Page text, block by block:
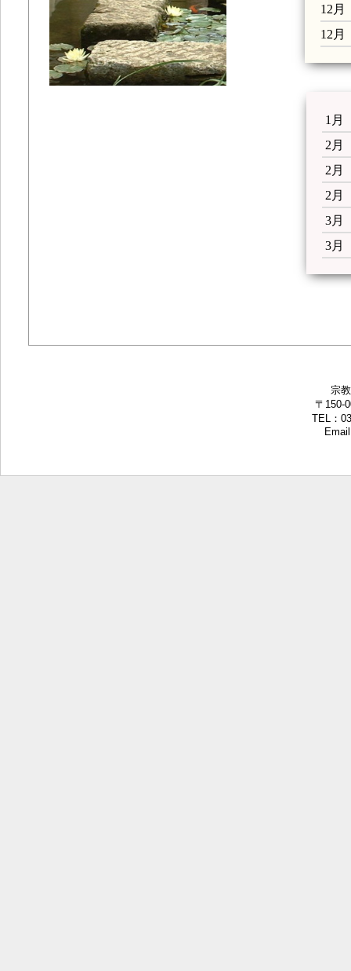
12
12月
1
2月
2月
2
3
3月
宗
〒150-
TEL：